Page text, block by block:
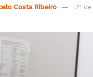
Costa Ribeiro 21